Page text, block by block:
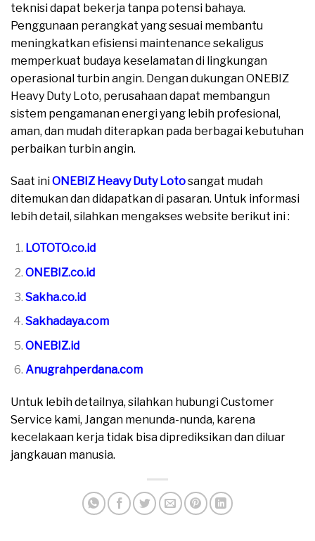
teknisi dapat bekerja tanpa potensi bahaya.
Penggunaan perangkat yang sesuai membantu
meningkatkan efisiensi maintenance sekaligus
memperkuat budaya keselamatan di lingkungan
operasional turbin angin. Dengan dukungan ONEBIZ
Heavy Duty Loto, perusahaan dapat membangun
sistem pengamanan energi yang lebih profesional,
aman, dan mudah diterapkan pada berbagai kebutuhan
perbaikan turbin angin.
Saat iniONEBIZ Heavy Duty Lotosangat mudah
ditemukan dan didapatkan di pasaran. Untuk informasi
lebih detail, silahkan mengakses website berikut ini :
LOTOTO.co.id
ONEBIZ.co.id
Sakha.co.id
Sakhadaya.com
ONEBIZ.id
Anugrahperdana.com
Untuk lebih detailnya, silahkan hubungi Customer
Service kami, Jangan menunda-nunda, karena
kecelakaan kerja tidak bisa diprediksikan dan diluar
jangkauan manusia.